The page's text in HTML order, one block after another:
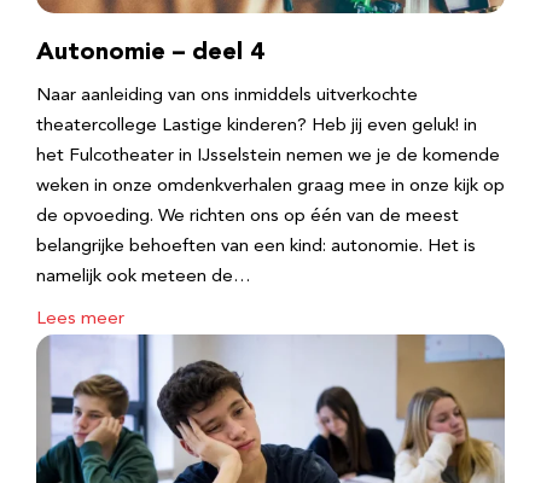
Autonomie – deel 4
Naar aanleiding van ons inmiddels uitverkochte
theatercollege Lastige kinderen? Heb jij even geluk! in
het Fulcotheater in IJsselstein nemen we je de komende
weken in onze omdenkverhalen graag mee in onze kijk op
de opvoeding. We richten ons op één van de meest
belangrijke behoeften van een kind: autonomie. Het is
namelijk ook meteen de…
Lees meer